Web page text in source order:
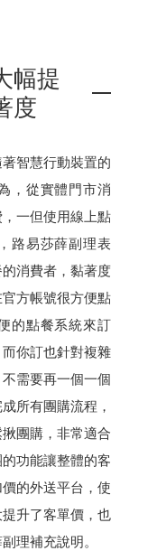
幅提
度
智慧行動裝置的
，從實體門市消
一但使用線上點
路易莎薛副理表
消費者，黏著度
方帳號很方便點
的點餐系統來訂
你訂也針對複雜
需要再一個一個
所有團購流程，
團購，非常適合
功能讓整體的客
的外送平台，使
升了客單價，也
理補充說明。